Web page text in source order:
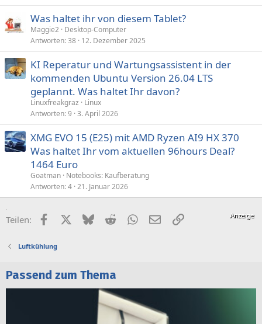
Was haltet ihr von diesem Tablet?
Maggie2 Desktop-Computer
Antworten 38 12. Dezember 2025
KI Reperatur und Wartungsassistent in der
kommenden Ubuntu Version 26.04 LTS
geplannt. Was haltet Ihr davon?
Linuxfreakgraz
Linux
Antworten 9 3. April 2026
XMG EVO 15 (E25) mit AMD Ryzen AI9 HX 370
Was haltet Ihr vom aktuellen 96hours Deal?
1464 Euro
Goatman Notebooks: Kaufberatung
Antworten 4 21. Januar 2026
Teilen: FacebookX (Twitter)
BlueskyRedditWhatsApp
E-MailLink
Luftkühlung
Passend zum Thema